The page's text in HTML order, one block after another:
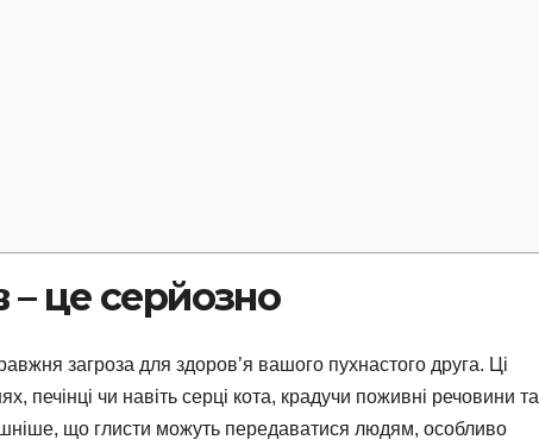
– це серйозно
загроза для здоров’я вашого пухнастого друга. Ці
печінці чи навіть серці кота, крадучи поживні речовини та
що глисти можуть передаватися людям, особливо